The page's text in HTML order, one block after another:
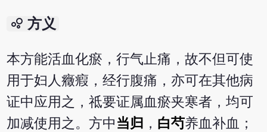
bubble_chart 方义
本方能活血化瘀，行气止痛，故不但可使
用于妇人癥瘕，经行腹痛，亦可在其他病
证中应用之，祗要证属血瘀夹寒者，均可
加减使用之。方中 当归 ， 白芍养血补血；